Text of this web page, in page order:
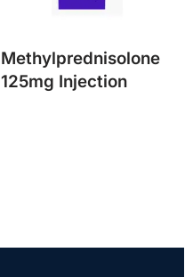
Methylprednisolone
125mg Injection